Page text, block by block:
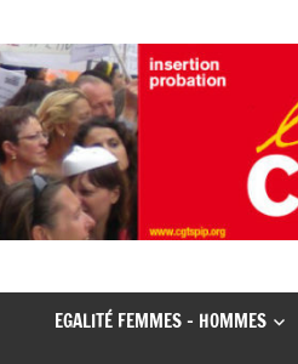
EGALITÉ FEMMES – HOMMES